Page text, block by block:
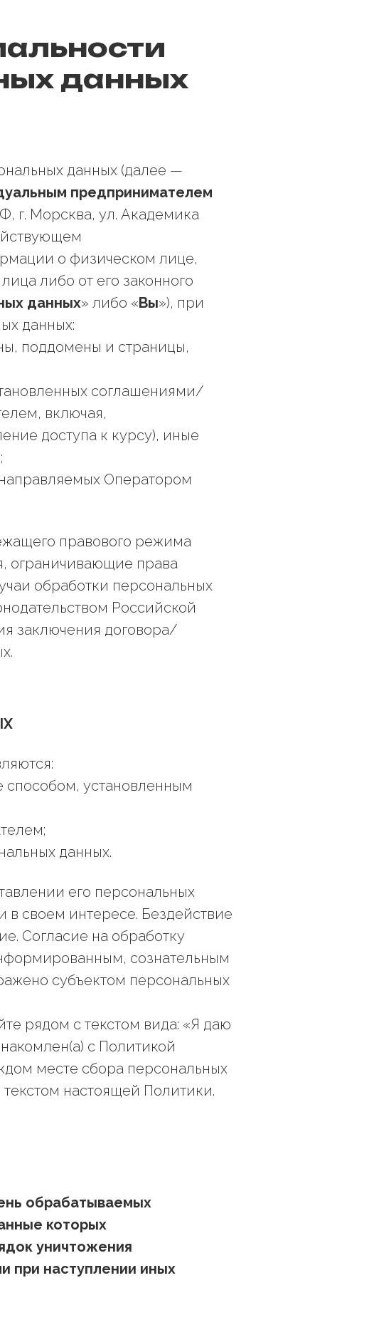
данных
данных (далее —
предпринимателем
г. Морсква, ул. Академика
о физическом лице,
либо от его законного
данных» либо «Вы»), при
данных:
поддомены и страницы,
соглашениями/
включая,
доступа к курсу), иные
Оператором
правового режима
ограничивающие права
обработки персональных
Российской
заключения договора/
способом, установленным
данных.
его персональных
в своем интересе. Бездействие
Согласие на обработку
сознательным
субъектом персональных
рядом с текстом вида: «Я даю
с Политикой
месте сбора персональных
настоящей Политики.
обрабатываемых
которых
уничтожения
при наступлении иных